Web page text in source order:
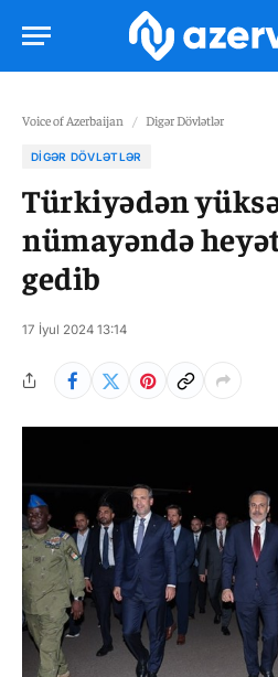
Voice of Azerbaijan / Digər Dövlətlər
DIGƏR DÖVLƏTLƏR
Türkiyədən
nümayəndə
gedib
17 İyul 2024 13:14